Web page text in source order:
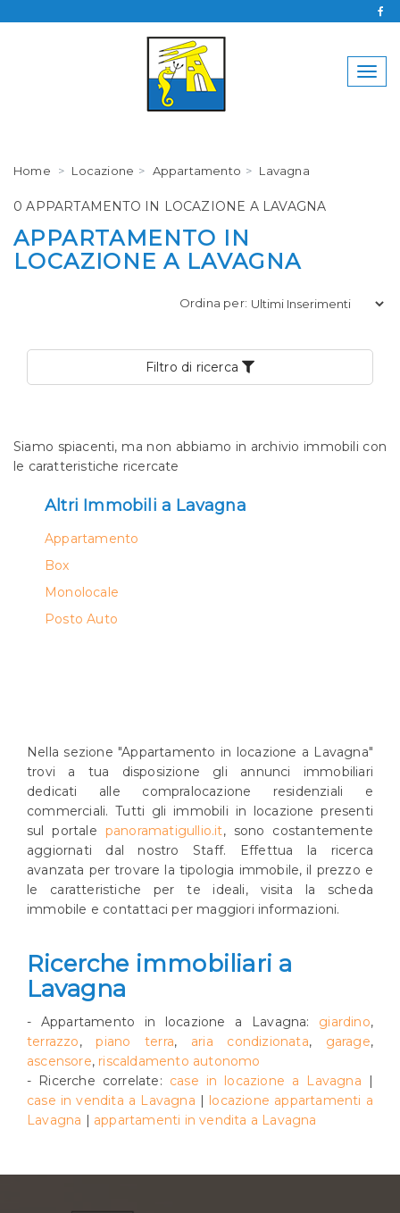
Home Locazione Appartamento Lavagna
0 APPARTAMENTO IN LOCAZIONE A LAVAGNA
APPARTAMENTO IN
LOCAZIONE A LAVAGNA
Ordina per:
Filtro di ricerca
Siamo spiacenti, ma non abbiamo in archivio immobili con
le caratteristiche ricercate
Altri Immobili a Lavagna
Appartamento
Box
Monolocale
Posto Auto
Nella sezione "Appartamento in locazione a Lavagna"
trovi a tua disposizione gli annunci immobiliari
dedicati alle compralocazione residenziali e
commerciali. Tutti gli immobili in locazione presenti
sul portale panoramatigullio.it, sono costantemente
aggiornati dal nostro Staff. Effettua la ricerca
avanzata per trovare la tipologia immobile, il prezzo e
le caratteristiche per te ideali, visita la scheda
immobile e contattaci per maggiori informazioni.
Ricerche immobiliari a
Lavagna
- Appartamento in locazione a Lavagna: giardino,
terrazzo,piano terra, aria condizionata, garage,
ascensore, riscaldamento autonomo
- Ricerche correlate: case in locazione a Lavagna |
case in vendita a Lavagna | locazione appartamenti a
Lavagna | appartamenti in vendita a Lavagna
*Il tuo telefono*
*Il tuo nome*
Ho letto, compreso e accetto la
Ricevi immobili simili a questo da Agenzia